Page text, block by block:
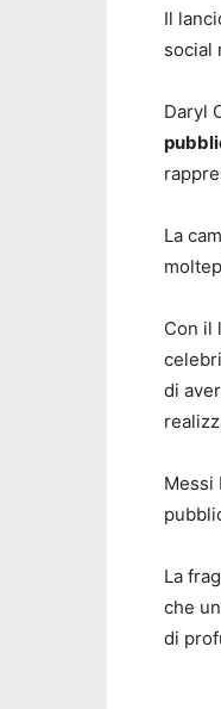
Il
social
Daryl
La
Con il
di
Messi
La
che
di